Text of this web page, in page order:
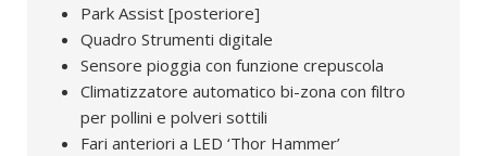
Park Assist [posteriore]
Quadro Strumenti digitale
Sensore pioggia con funzione crepuscola
Climatizzatore automatico bi-zona con filtro
per pollini e polveri sottili
Fari anteriori a LED ‘Thor Hammer’